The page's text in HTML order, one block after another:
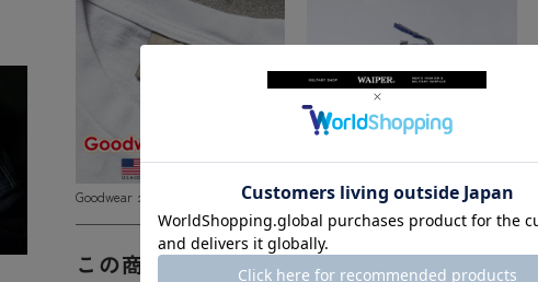
Goodwear グッドウェア NEW ERA ニューエラ
この商品を見た人はこんな商品も見ています